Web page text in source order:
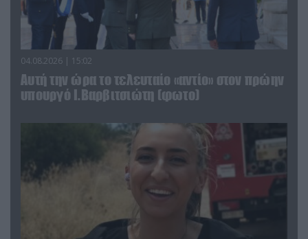
04.08.2026 | 15:02
Αυτή την ώρα το τελευταίο «αντίο» στον πρώην
υπουργό Ι.Βαρβιτσιώτη (φωτο)